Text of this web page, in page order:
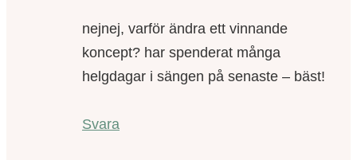
nejnej, varför ändra ett vinnande
koncept? har spenderat många
helgdagar i sängen på senaste – bäst!
Svara